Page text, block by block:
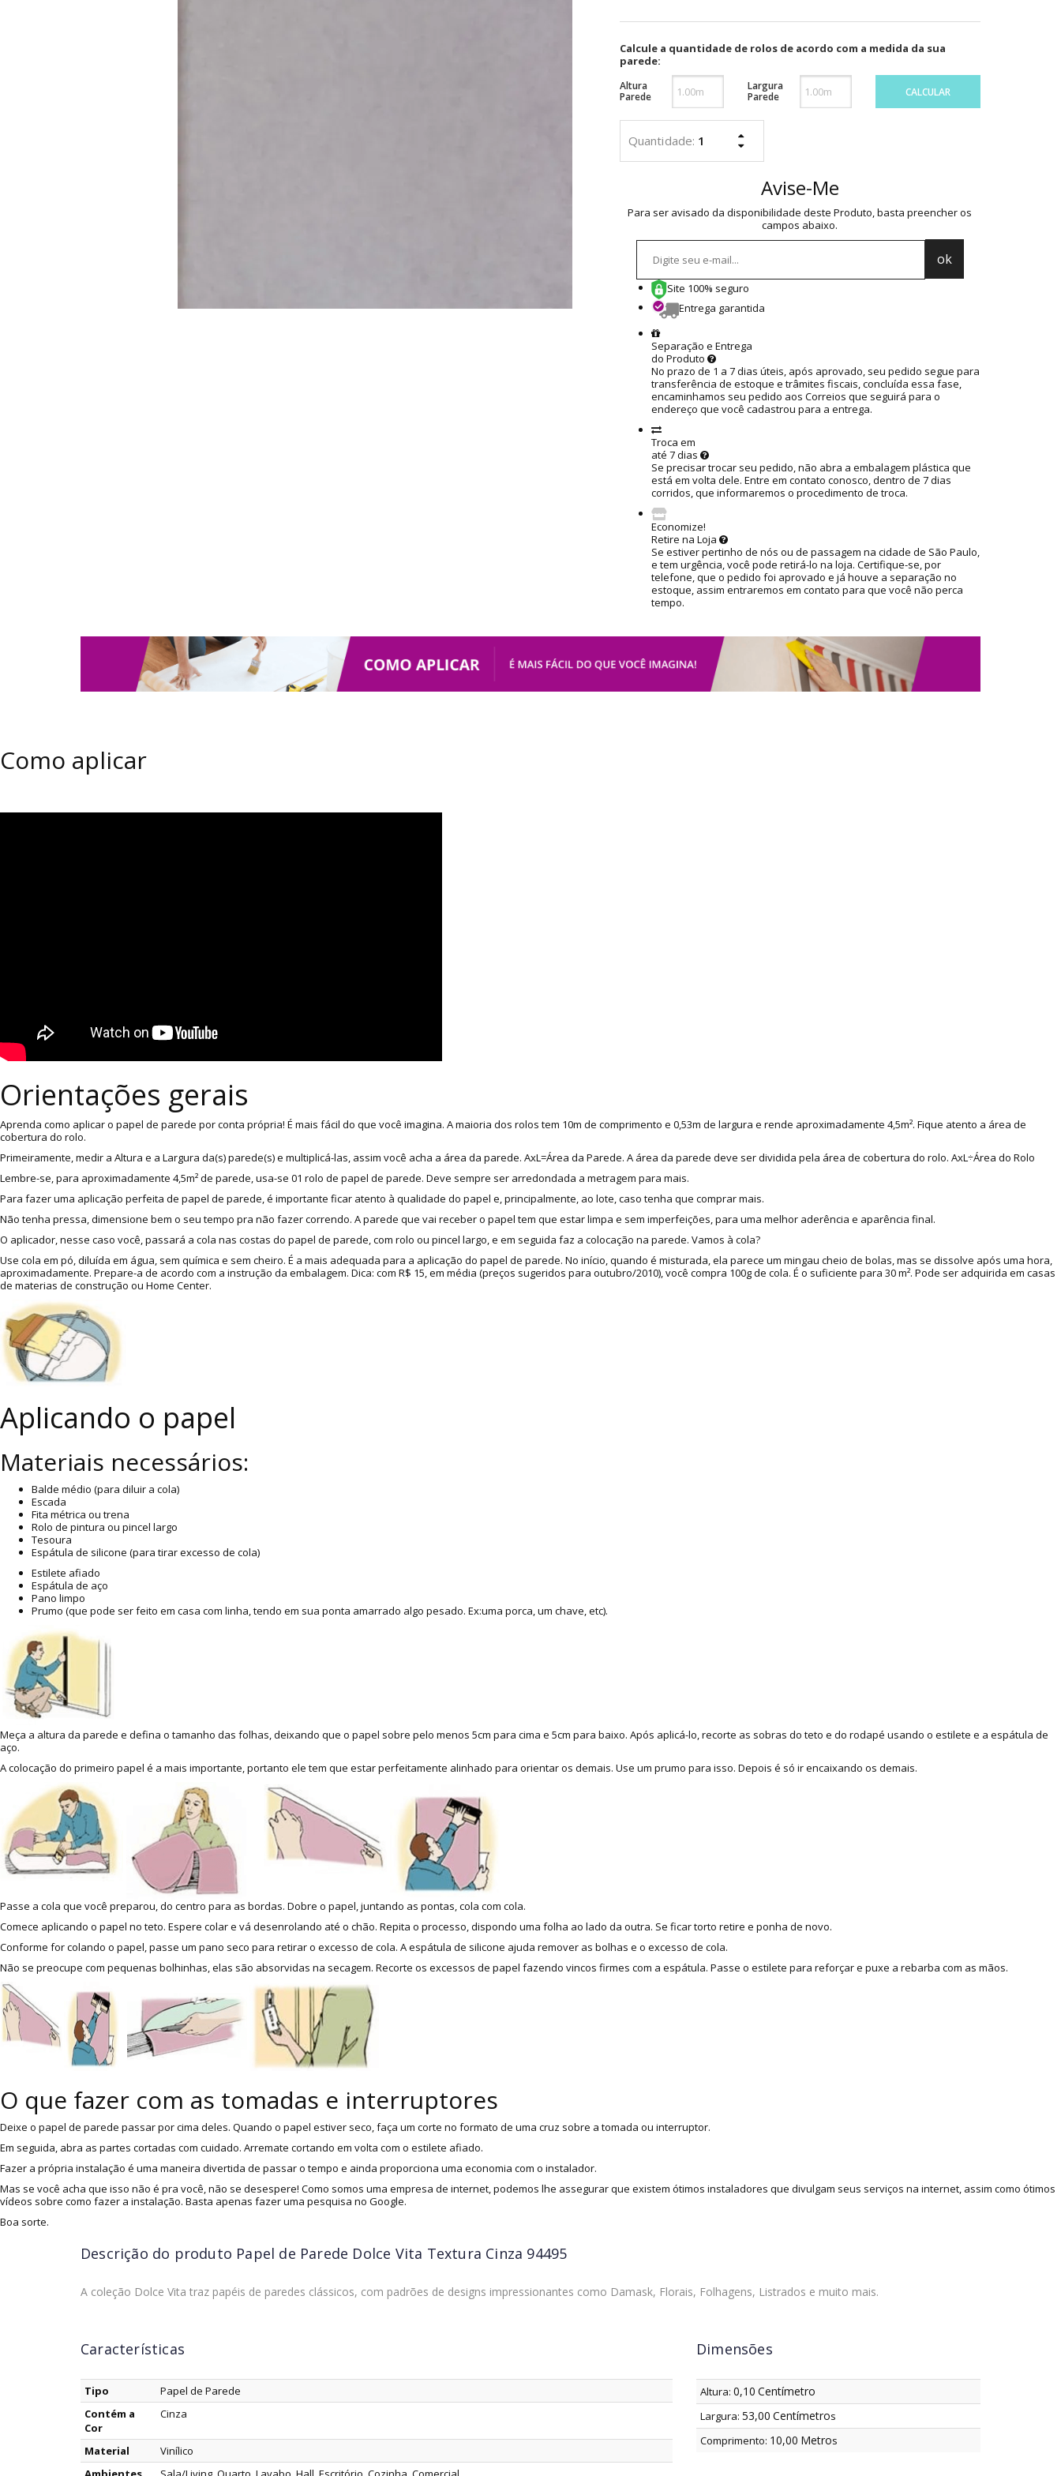
Calcule a quantidade de rolos de acordo com a medida da sua
parede:
Altura
Parede
Largura
Parede
CALCULAR
Avise-Me
Para ser avisado da disponibilidade deste Produto, basta preencher os
campos abaixo.
Site 100% seguro
Entrega garantida
Separação e Entrega
do Produto
No prazo de 1 a 7 dias úteis, após aprovado, seu pedido segue para
transferência de estoque e trâmites fiscais, concluída essa fase,
encaminhamos seu pedido aos Correios que seguirá para o
endereço que você cadastrou para a entrega.
Troca em
até 7 dias
Se precisar trocar seu pedido, não abra a embalagem plástica que
está em volta dele. Entre em contato conosco, dentro de 7 dias
corridos, que informaremos o procedimento de troca.
Economize!
Retire na Loja
Se estiver pertinho de nós ou de passagem na cidade de São Paulo,
e tem urgência, você pode retirá-lo na loja. Certifique-se, por
telefone, que o pedido foi aprovado e já houve a separação no
estoque, assim entraremos em contato para que você não perca
tempo.
Como aplicar
Orientações gerais
Aprenda como aplicar o papel de parede por conta própria! É mais fácil do que você imagina. A maioria dos rolos tem 10m de comprimento e 0,53m de largura e rende aproximadamente 4,5m². Fique atento a área de
cobertura do rolo.
Primeiramente, medir a Altura e a Largura da(s) parede(s) e multiplicá-las, assim você acha a área da parede. AxL=Área da Parede. A área da parede deve ser dividida pela área de cobertura do rolo. AxL÷Área do Rolo
Lembre-se, para aproximadamente 4,5m² de parede, usa-se 01 rolo de papel de parede. Deve sempre ser arredondada a metragem para mais.
Para fazer uma aplicação perfeita de papel de parede, é importante ficar atento à qualidade do papel e, principalmente, ao lote, caso tenha que comprar mais.
Não tenha pressa, dimensione bem o seu tempo pra não fazer correndo. A parede que vai receber o papel tem que estar limpa e sem imperfeições, para uma melhor aderência e aparência final.
O aplicador, nesse caso você, passará a cola nas costas do papel de parede, com rolo ou pincel largo, e em seguida faz a colocação na parede. Vamos à cola?
Use cola em pó, diluída em água, sem química e sem cheiro. É a mais adequada para a aplicação do papel de parede. No início, quando é misturada, ela parece um mingau cheio de bolas, mas se dissolve após uma hora,
aproximadamente. Prepare-a de acordo com a instrução da embalagem. Dica: com R$ 15, em média (preços sugeridos para outubro/2010), você compra 100g de cola. É o suficiente para 30 m². Pode ser adquirida em casas
de materias de construção ou Home Center.
Aplicando o papel
Materiais necessários:
Balde médio (para diluir a cola)
Escada
Fita métrica ou trena
Rolo de pintura ou pincel largo
Tesoura
Espátula de silicone (para tirar excesso de cola)
Estilete afiado
Espátula de aço
Pano limpo
Prumo (que pode ser feito em casa com linha, tendo em sua ponta amarrado algo pesado. Ex:uma porca, um chave, etc).
Meça a altura da parede e defina o tamanho das folhas, deixando que o papel sobre pelo menos 5cm para cima e 5cm para baixo. Após aplicá-lo, recorte as sobras do teto e do rodapé usando o estilete e a espátula de
aço.
A colocação do primeiro papel é a mais importante, portanto ele tem que estar perfeitamente alinhado para orientar os demais. Use um prumo para isso. Depois é só ir encaixando os demais.
Passe a cola que você preparou, do centro para as bordas. Dobre o papel, juntando as pontas, cola com cola.
Comece aplicando o papel no teto. Espere colar e vá desenrolando até o chão. Repita o processo, dispondo uma folha ao lado da outra. Se ficar torto retire e ponha de novo.
Conforme for colando o papel, passe um pano seco para retirar o excesso de cola. A espátula de silicone ajuda remover as bolhas e o excesso de cola.
Não se preocupe com pequenas bolhinhas, elas são absorvidas na secagem. Recorte os excessos de papel fazendo vincos firmes com a espátula. Passe o estilete para reforçar e puxe a rebarba com as mãos.
O que fazer com as tomadas e interruptores
Deixe o papel de parede passar por cima deles. Quando o papel estiver seco, faça um corte no formato de uma cruz sobre a tomada ou interruptor.
Em seguida, abra as partes cortadas com cuidado. Arremate cortando em volta com o estilete afiado.
Fazer a própria instalação é uma maneira divertida de passar o tempo e ainda proporciona uma economia com o instalador.
Mas se você acha que isso não é pra você, não se desespere! Como somos uma empresa de internet, podemos lhe assegurar que existem ótimos instaladores que divulgam seus serviços na internet, assim como ótimos
vídeos sobre como fazer a instalação. Basta apenas fazer uma pesquisa no Google.
Boa sorte.
Descrição do produto Papel de Parede Dolce Vita Textura Cinza 94495
A coleção Dolce Vita traz papéis de paredes clássicos, com padrões de designs impressionantes como Damask, Florais, Folhagens, Listrados e muito mais.
Características
Tipo
Papel de Parede
Contém a
Cor
Cinza
Material
Vinílico
Dimensões
Altura: 0,10 Centímetro
Largura: 53,00 Centímetros
Comprimento: 10,00 Metros